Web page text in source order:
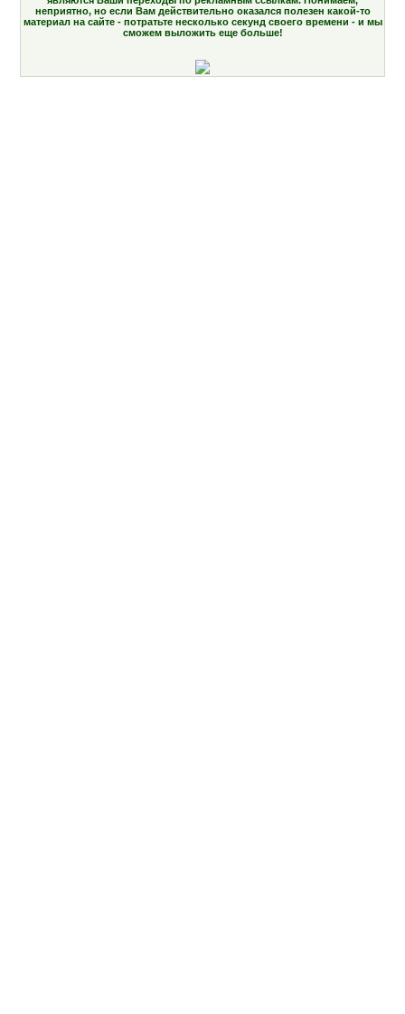
неприятно, но если Вам действительно оказался полезен какой-то
материал на сайте - потратьте несколько секунд своего времени - и мы
сможем выложить еще больше!